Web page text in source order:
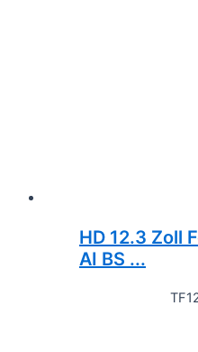
HD 12.3 Zoll
AI BS ...